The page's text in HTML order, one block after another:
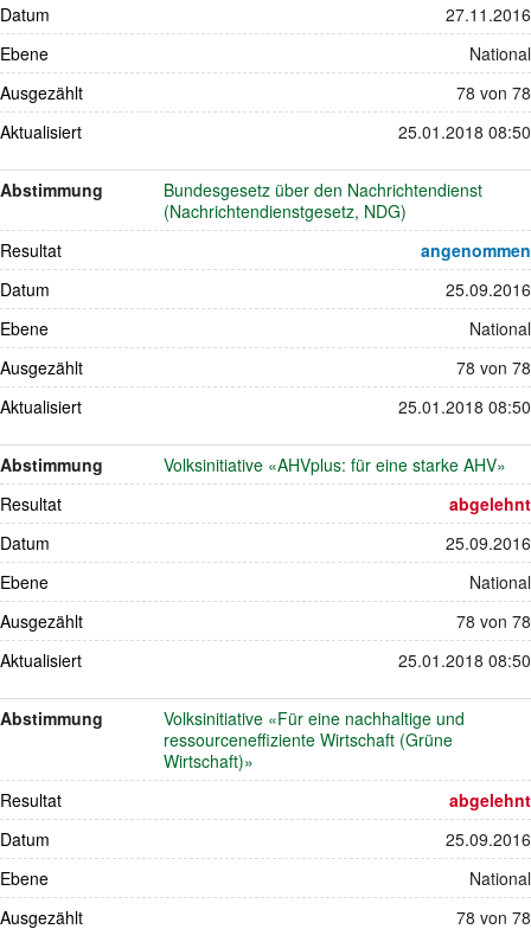
Datum
27.11.2016
Ebene
National
Ausgezählt
78 von 78
Aktualisiert
25.01.2018 08:50
Abstimmung
Bundesgesetz über den Nachrichtendienst
(Nachrichtendienstgesetz, NDG)
Resultat
angenommen
Datum
25.09.2016
Ebene
National
Ausgezählt
78 von 78
Aktualisiert
25.01.2018 08:50
Abstimmung
Volksinitiative «AHVplus: für eine starke AHV»
Resultat
abgelehnt
Datum
25.09.2016
Ebene
National
Ausgezählt
78 von 78
Aktualisiert
25.01.2018 08:50
Abstimmung
Volksinitiative «Für eine nachhaltige und
ressourceneffiziente Wirtschaft (Grüne
Wirtschaft)»
Resultat
abgelehnt
Datum
25.09.2016
Ebene
National
Ausgezählt
78 von 78